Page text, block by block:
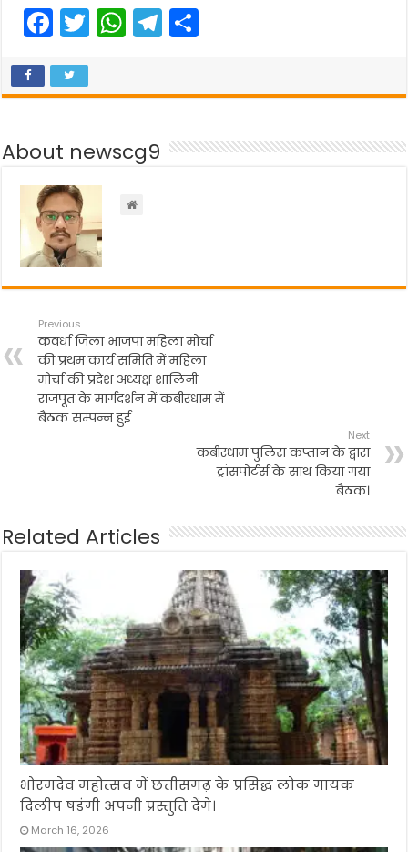
F
a
c
e
b
o
o
k
T
w
er
W
h
ts
A
p
p
T
el
gr
a
e
About newscg9
Previous
कवर्धा जिला भाजपा महिला मोर्चा
की प्रथम कार्य समिति में महिला
मोर्चा की प्रदेश अध्यक्ष शालिनी
राजपूत के मार्गदर्शन में कबीरधाम में
बैठक सम्पन्न हुई
Next
कबीरधाम पुलिस कप्तान के द्वारा
ट्रांसपोर्टर्स के साथ किया गया
बैठक।
Related Articles
भोरमदेव महोत्सव में छत्तीसगढ़ के प्रसिद्ध लोक गायक
दिलीप षडंगी अपनी प्रस्तुति देंगे।
March 16, 2026